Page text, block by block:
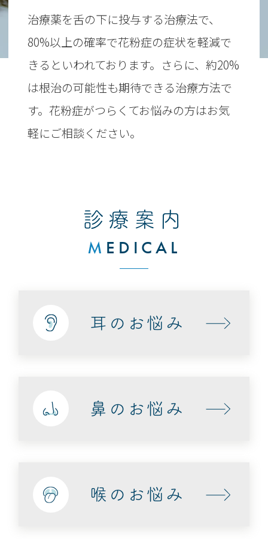
治療薬を舌の下に投与する治療法で、
80%以上の確率で花粉症の症状を軽減で
きるといわれております。さらに、約20%
は根治の可能性も期待できる治療方法で
す。花粉症がつらくてお悩みの方はお気
軽にご相談ください。
診療案内
M EDICAL
耳のお悩み
鼻のお悩み
喉のお悩み